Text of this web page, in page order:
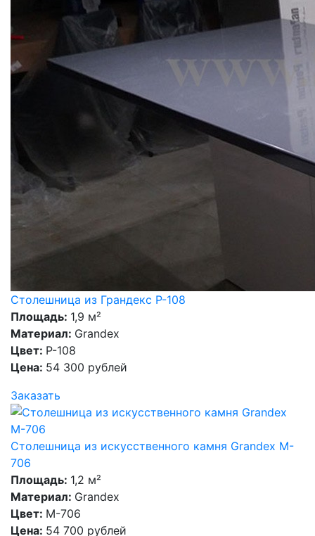
Столешница из Грандекс P-108
Площадь: 1,9 м²
Материал: Grandex
Цвет: P-108
Цена: 54 300 рублей
Заказать
Столешница из искусственного камня Grandex M-
706
Площадь: 1,2 м²
Материал: Grandex
Цвет: M-706
Цена: 54 700 рублей